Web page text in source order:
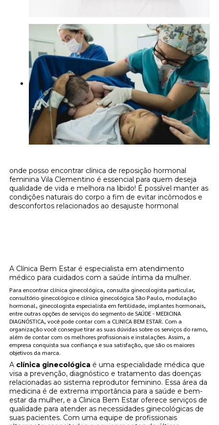
onde posso encontrar clínica de reposição hormonal
feminina Vila Clementino é essencial para quem deseja
qualidade de vida e melhora na libido! É possível manter as
condições naturais do corpo a fim de evitar incômodos e
desconfortos relacionados ao desajuste hormonal
A Clínica Bem Estar é especialista em atendimento
médico para cuidados com a saúde íntima da mulher.
Para encontrar clínica ginecológica, consulta ginecologista particular,
consultório ginecológico e clínica ginecológica São Paulo, modulação
hormonal, ginecologista especialista em fertilidade, implantes hormonais,
entre outras opções de serviços do segmento de SAÚDE - MEDICINA
DIAGNÓSTICA, você pode contar com a CLINICA BEM ESTAR. Com a
organização você consegue tirar as suas dúvidas sobre os serviços do ramo,
além de contar com os melhores profissionais e instalações. Assim, a
empresa conquista sua confiança e sua satisfação, que são os maiores
objetivos da marca.
A clínica ginecológica é uma especialidade médica que
visa a prevenção, diagnóstico e tratamento das doenças
relacionadas ao sistema reprodutor feminino. Essa área da
medicina é de extrema importância para a saúde e bem-
estar da mulher, e a Clinica Bem Estar oferece serviços de
qualidade para atender as necessidades ginecológicas de
suas pacientes. Com uma equipe de profissionais